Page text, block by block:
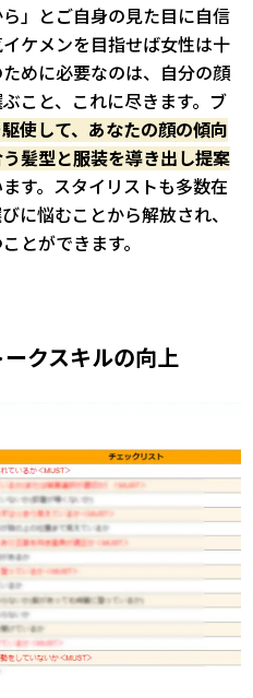
」とご自身の見た目に自信
ケメンを目指せば女性は十
めに必要なのは、自分の顔
こと、これに尽きます。ブ
使して、あなたの顔の傾向
髪型と服装を導き出し提案
ます。スタイリストも多数在
に悩むことから解放され、
とができます。
クスキルの向上